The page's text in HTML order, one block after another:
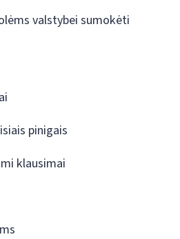
valstybei sumokėti
pinigais
klausimai